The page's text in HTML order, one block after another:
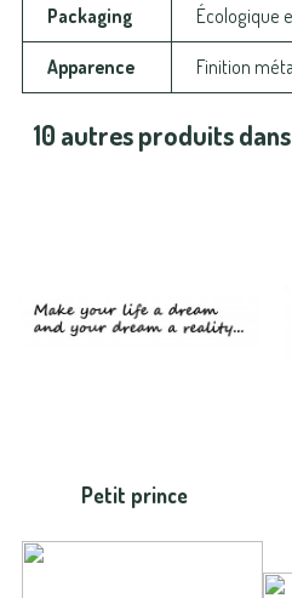
Packaging Écologique
Apparence Finition
10 autres produits
Petit prince